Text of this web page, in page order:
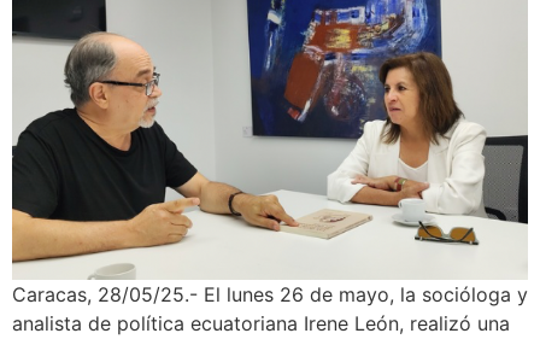
Caracas, 28/05/25.- El lunes 26 de mayo, la socióloga y
analista de política ecuatoriana Irene León, realizó una